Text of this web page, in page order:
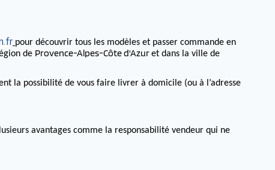
pour découvrir tous les modèles et passer commande en
de Provence-Alpes-Côte d'Azuret dans la ville de
la possibilité de vous faire livrer à domicile (ou à l’adresse
avantages comme la responsabilité vendeur qui ne